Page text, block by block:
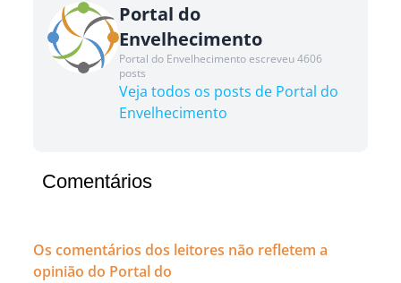
Portal do
Envelhecimento
Portal do Envelhecimento escreveu 4606
posts
Veja todos os posts de Portal do
Envelhecimento
Comentários
Os comentários dos leitores não refletem a
opinião do Portal do